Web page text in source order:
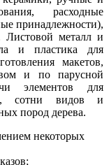
расходные
принадлежности),
Листовой металл и
и пластика для
макетов,
и по парусной
элементов для
сотни видов и
пород дерева.
некоторых